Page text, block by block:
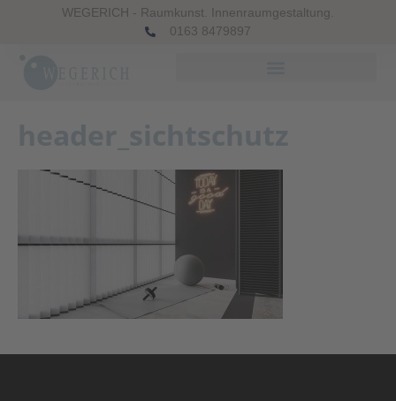
WEGERICH - Raumkunst. Innenraumgestaltung.
0163 8479897